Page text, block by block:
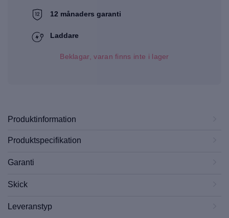
12 månaders garanti
Laddare
Beklagar, varan finns inte i lager
Produktinformation
Produktspecifikation
Garanti
Skick
Leveranstyp